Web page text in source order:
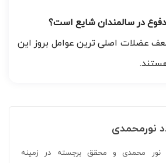
در سالمندان شایع است؟
عضلات اصلی ترین عوامل بروز این
نورمحمدی
نور محمدی و محقق برجسته در زمینه